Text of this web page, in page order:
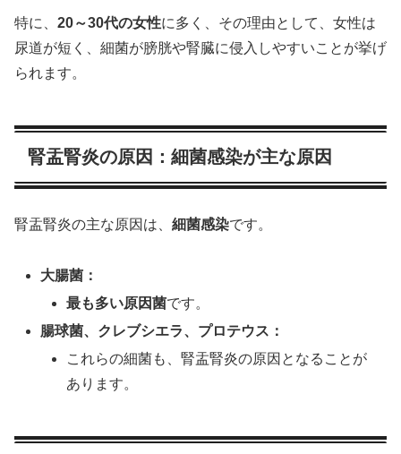
特に、 20～30代の女性に多く、その理由として、女性は
尿道が短く、細菌が膀胱や腎臓に侵入しやすいことが挙げ
られます。
腎盂腎炎の原因：細菌感染が主な原因
腎盂腎炎の主な原因は、 細菌感染です。
大腸菌：
最も多い原因菌です。
腸球菌、クレブシエラ、プロテウス：
これらの細菌も、腎盂腎炎の原因となることが
あります。